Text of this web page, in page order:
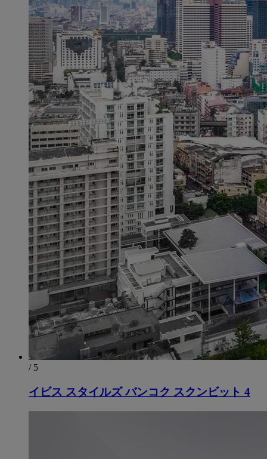
/ 5
イビス スタイルズ バンコク スクンビット 4